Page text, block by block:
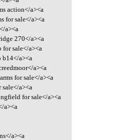
action</a><a
for sale</a><a
a><a
270</a><a
for sale</a><a
b14</a><a
a><a
for sale</a><a
sale</a><a
for sale</a><a
a><a
a><a